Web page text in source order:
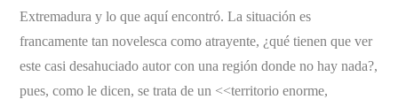
Extremadura y lo que aquí encontró. La situación es
francamente tan novelesca como atrayente, ¿qué tienen que ver
este casi desahuciado autor con una región donde no hay nada?,
pues, como le dicen, se trata de un <<territorio enorme,